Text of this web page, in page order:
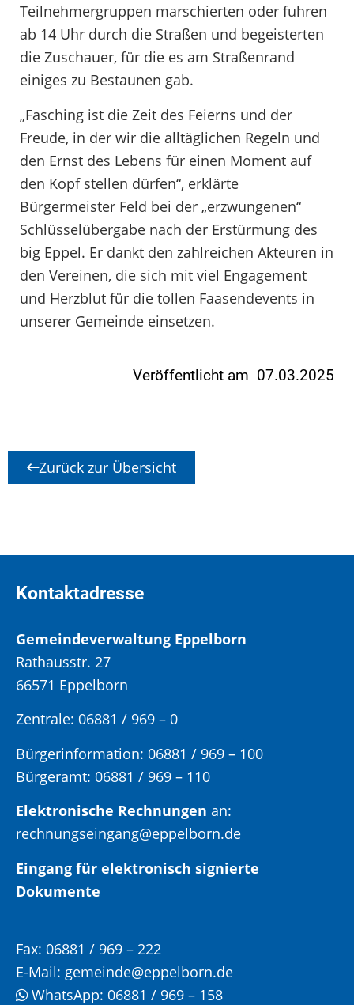
Teilnehmergruppen marschierten oder fuhren
ab 14 Uhr durch die Straßen und begeisterten
die Zuschauer, für die es am Straßenrand
einiges zu Bestaunen gab.
„Fasching ist die Zeit des Feierns und der
Freude, in der wir die alltäglichen Regeln und
den Ernst des Lebens für einen Moment auf
den Kopf stellen dürfen“, erklärte
Bürgermeister Feld bei der „erzwungenen“
Schlüsselübergabe nach der Erstürmung des
big Eppel. Er dankt den zahlreichen Akteuren in
den Vereinen, die sich mit viel Engagement
und Herzblut für die tollen Faasendevents in
unserer Gemeinde einsetzen.
Veröffentlicht am 07.03.2025
Zurück zur Übersicht
Kontaktadresse
Gemeindeverwaltung Eppelborn
Rathausstr. 27
66571 Eppelborn
Zentrale: 06881 / 969 – 0
Bürgerinformation: 06881 / 969 – 100
Bürgeramt: 06881 / 969 – 110
Elektronische Rechnungen an:
rechnungseingang@eppelborn.de
Eingang für elektronisch signierte
Dokumente
Fax: 06881 / 969 – 222
E-Mail: gemeinde@eppelborn.de
WhatsApp: 06881 / 969 – 158